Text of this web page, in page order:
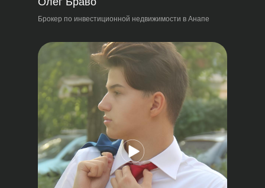
Брокер по инвестиционной недвижимости в Анапе